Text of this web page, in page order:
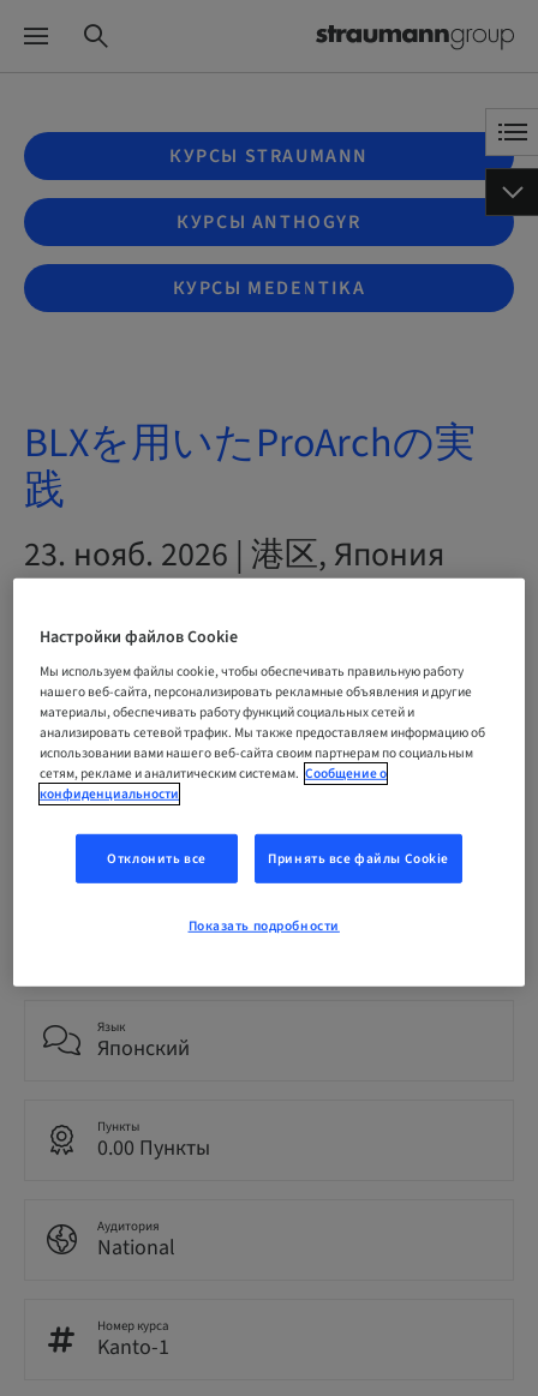
КУРСЫ STRAUMANN
КУРСЫ ANTHOGYR
КУРСЫ MEDENTIKA
BLXを用いたProArchの実
践
23. нояб. 2026 | 港区, Япония
СПИСОК ОЖИДАНИЯ
Статус
waiting list
09. нояб. 2026 (UTC+9)
Цена на участника (применимы местные сборы)
Язык
Японский
Пункты
0.00 Пункты
Аудитория
National
Номер курса
Kanto-1
Настройки файлов Cookie
Мы используем файлы cookie, чтобы обеспечивать правильную работу
нашего веб-сайта, персонализировать рекламные объявления и другие
материалы, обеспечивать работу функций социальных сетей и
анализировать сетевой трафик. Мы также предоставляем информацию об
использовании вами нашего веб-сайта своим партнерам по социальным
сетям, рекламе и аналитическим системам. Сообщение о
конфиденциальности
Отклонить все Принять все файлы Cookie
Показать подробности